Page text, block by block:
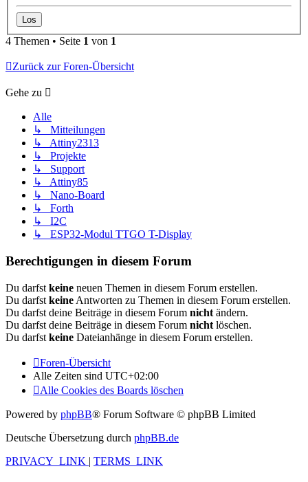
4 Themen • Seite 1 von 1
Zurück zur Foren-Übersicht
Gehe zu
Alle
↳ Mitteilungen
↳ Attiny2313
↳ Projekte
↳ Support
↳ Attiny85
↳ Nano-Board
↳ Forth
↳ I2C
↳ ESP32-Modul TTGO T-Display
Berechtigungen in diesem Forum
Du darfst keine neuen Themen in diesem Forum erstellen.
Du darfst keine Antworten zu Themen in diesem Forum erstellen.
Du darfst deine Beiträge in diesem Forum nicht ändern.
Du darfst deine Beiträge in diesem Forum nicht löschen.
Du darfst keine Dateianhänge in diesem Forum erstellen.
Foren-Übersicht
Alle Zeiten sind UTC+02:00
Alle Cookies des Boards löschen
Powered by phpBB® Forum Software © phpBB Limited
Deutsche Übersetzung durch phpBB.de
PRIVACY_LINK | TERMS_LINK